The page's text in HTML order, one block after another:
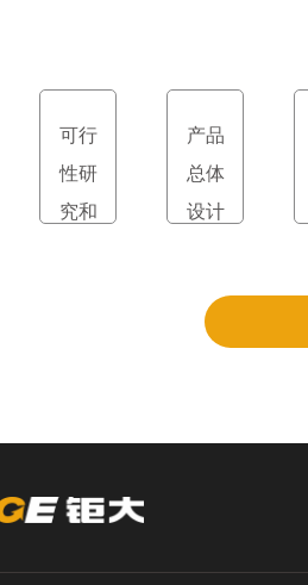
可行
性研
究和
产品
总体
设计